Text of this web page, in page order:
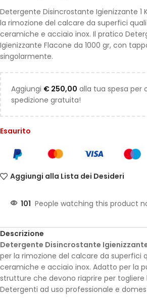
Detergente Disincrostante Igienizzante 1
la rimozione del calcare da superfici
ceramiche e acciaio inox. Il pratico
Igienizzante Flacone da 1000 gr, con
singolarmente.
Aggiungi € 250,00 alla tua spesa per
spedizione gratuita!
Esaurito
Aggiungi alla Lista dei Desideri
101 People watching this product
Descrizione
Detergente Disincrostante Igienizzante
per la rimozione del calcare da superfici
ceramiche e acciaio inox. Adatto per la
strutture che devono riaprire per togliere
Detergenti ad uso professionale e